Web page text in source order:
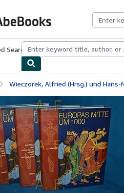
Search Browse CollectionsRare Books
Wieczorek, Alfried (Hrsg.) und Hans-